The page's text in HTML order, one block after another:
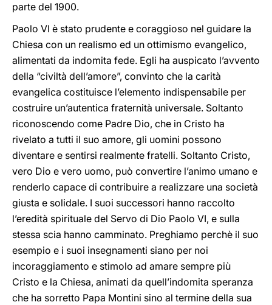
parte del 1900.
Paolo VI è stato prudente e coraggioso nel guidare la
Chiesa con un realismo ed un ottimismo evangelico,
alimentati da indomita fede. Egli ha auspicato l’avvento
della “civiltà dell’amore”, convinto che la carità
evangelica costituisce l’elemento indispensabile per
costruire un’autentica fraternità universale. Soltanto
riconoscendo come Padre Dio, che in Cristo ha
rivelato a tutti il suo amore, gli uomini possono
diventare e sentirsi realmente fratelli. Soltanto Cristo,
vero Dio e vero uomo, può convertire l’animo umano e
renderlo capace di contribuire a realizzare una società
giusta e solidale. I suoi successori hanno raccolto
l’eredità spirituale del Servo di Dio Paolo VI, e sulla
stessa scia hanno camminato. Preghiamo perchè il suo
esempio e i suoi insegnamenti siano per noi
incoraggiamento e stimolo ad amare sempre più
Cristo e la Chiesa, animati da quell’indomita speranza
che ha sorretto Papa Montini sino al termine della sua